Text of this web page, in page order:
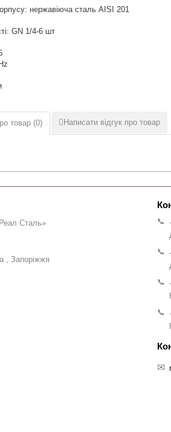
нержавіюча сталь AISI 201
GN 1/4-6 шт
товар (0) Написати відгук про товар
Сталь»
Запоріжжя